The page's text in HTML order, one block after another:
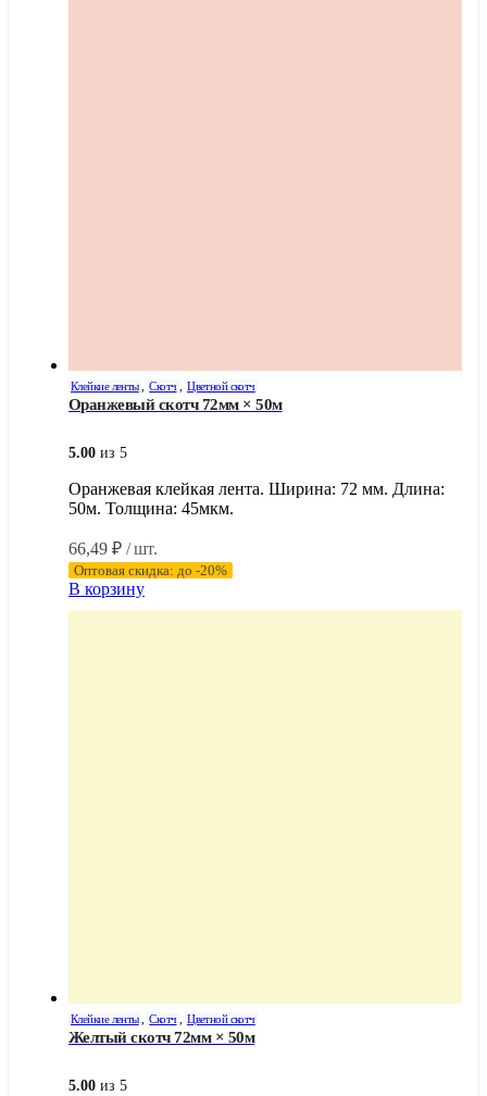
Клейкие ленты, Скотч , Цветной скотч
Оранжевый скотч 72мм × 50м
5.00 из 5
Оранжевая клейкая лента. Ширина: 72 мм. Длина:
50м. Толщина: 45мкм.
66,49 ₽ / шт.
Оптовая скидка: до -20%
В корзину
Клейкие ленты, Скотч , Цветной скотч
Желтый скотч 72мм × 50м
5.00 из 5